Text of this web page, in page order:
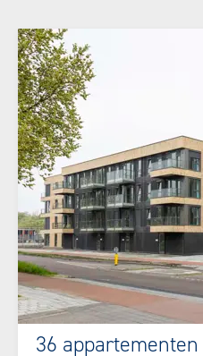
36